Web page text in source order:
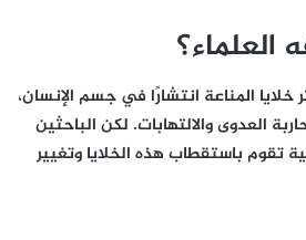
العلماء؟
خلايا المناعة انتشارًا في جسم الإنسان،
العدوى والالتهابات. لكن الباحثين
تقوم باستقطاب هذه الخلايا وتغيير